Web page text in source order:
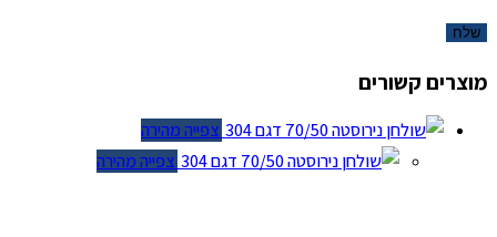
מוצרים קשורים
צפייה מהירה
צפייה מהירה